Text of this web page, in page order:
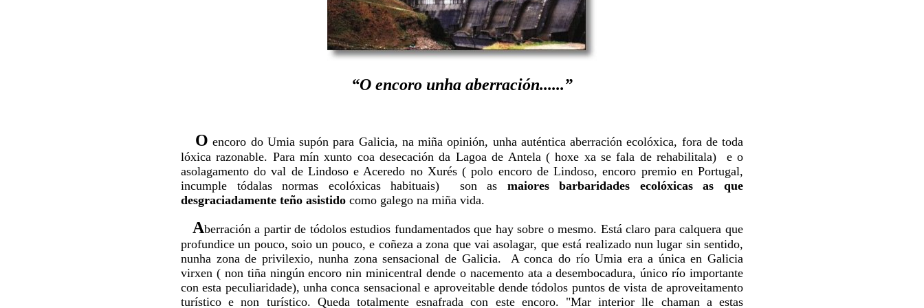
“O encoro unha aberración......”
O encoro do Umia supón para Galicia, na miña opinión, unha auténtica aberración ecolóxica, fora de toda
lóxica razonable. Para mín xunto coa desecación da Lagoa de Antela ( hoxe xa se fala de rehabilitala) e o
asolagamento do val de Lindoso e Aceredo no Xurés ( polo encoro de Lindoso, encoro premio en Portugal,
incumple tódalas normas ecolóxicas habituais) son as maiores barbaridades ecolóxicas as que
desgraciadamente teño asistido como galego na miña vida.
Aberración a partir de tódolos estudios fundamentados que hay sobre o mesmo. Está claro para calquera que
profundice un pouco, soio un pouco, e coñeza a zona que vai asolagar, que está realizado nun lugar sin sentido,
nunha zona de privilexio, nunha zona sensacional de Galicia. A conca do río Umia era a única en Galicia
virxen ( non tiña ningún encoro nin minicentral dende o nacemento ata a desembocadura, único río importante
con esta peculiaridade), unha conca sensacional e aproveitable dende tódolos puntos de vista de aproveitamento
turístico e non turístico. Queda totalmente esnafrada con este encoro. "Mar interior lle chaman a estas